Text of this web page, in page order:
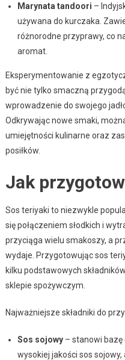
Marynata tandoori –
używana do kurczaka.
różnorodne przyprawy, co
aromat.
Eksperymentowanie z
być nie tylko smaczną
wprowadzenie do swojego
Odkrywając nowe smaki,
umiejętności kulinarne oraz
posiłków.
Jak
Sos teriyaki to niezwykle
się połączeniem słodkich i
przyciąga wielu smakoszy, a
wydaje. Przygotowując sos
kilku podstawowych
sklepie spożywczym.
Najważniejsze składniki do
Sos sojowy– stanowi bazę
wysokiej jakości sos